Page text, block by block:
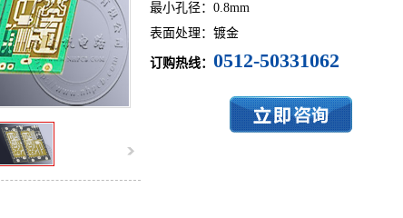
最小孔径：0.8mm
表面处理：镀金
订购热线： 0512-50331062